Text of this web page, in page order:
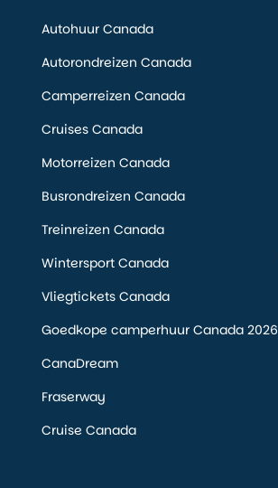
Autohuur Canada
Autorondreizen Canada
Camperreizen Canada
Cruises Canada
Motorreizen Canada
Busrondreizen Canada
Treinreizen Canada
Wintersport Canada
Vliegtickets Canada
Goedkope camperhuur Canada 2026
CanaDream
Fraserway
Cruise Canada